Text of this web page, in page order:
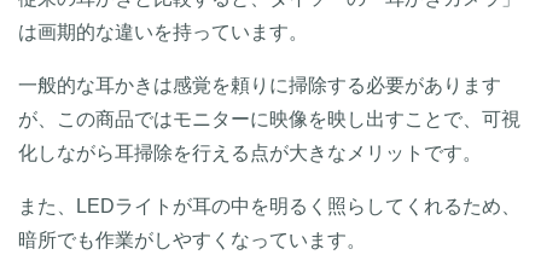
は画期的な違いを持っています。
一般的な耳かきは感覚を頼りに掃除する必要があります
が、この商品ではモニターに映像を映し出すことで、可視
化しながら耳掃除を行える点が大きなメリットです。
また、LEDライトが耳の中を明るく照らしてくれるため、
暗所でも作業がしやすくなっています。